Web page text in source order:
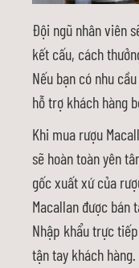
Đội ngũ nhân viên
kết cấu, cách
Nếu bạn có nhu
hỗ trợ khách hàng
Khi mua rượu
sẽ hoàn toàn yên
gốc xuất xứ của
Macallan được bán
Nhập khẩu trực
tận tay khách hàng.